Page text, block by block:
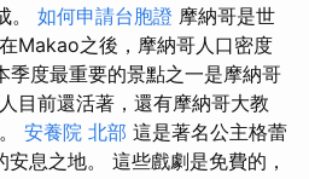
。 如何申請台胞證 摩納哥是世
Makao之後，摩納哥人口密度
季度最重要的景點之一是摩納哥
目前還活著，還有摩納哥大教
安養院 北部 這是著名公主格蕾
息之地。 這些戲劇是免費的，